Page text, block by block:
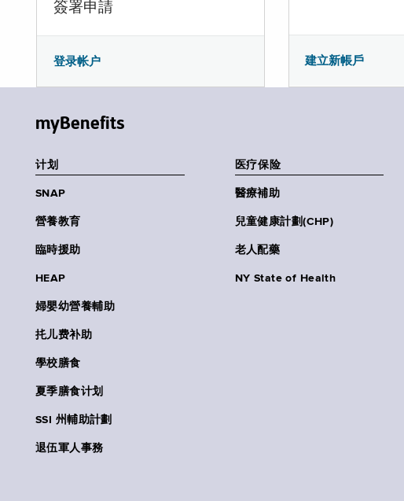
簽署申請
登录帐户 建立新帳戶
myBenefits
计划
SNAP
營養教育
臨時援助
HEAP
婦嬰幼營養輔助
扥儿费补助
學校膳食
夏季膳食计划
SSI 州輔助計劃
退伍軍人事務
医疗保险
醫療補助
兒童健康計劃(CHP)
老人配藥
NY State of Health